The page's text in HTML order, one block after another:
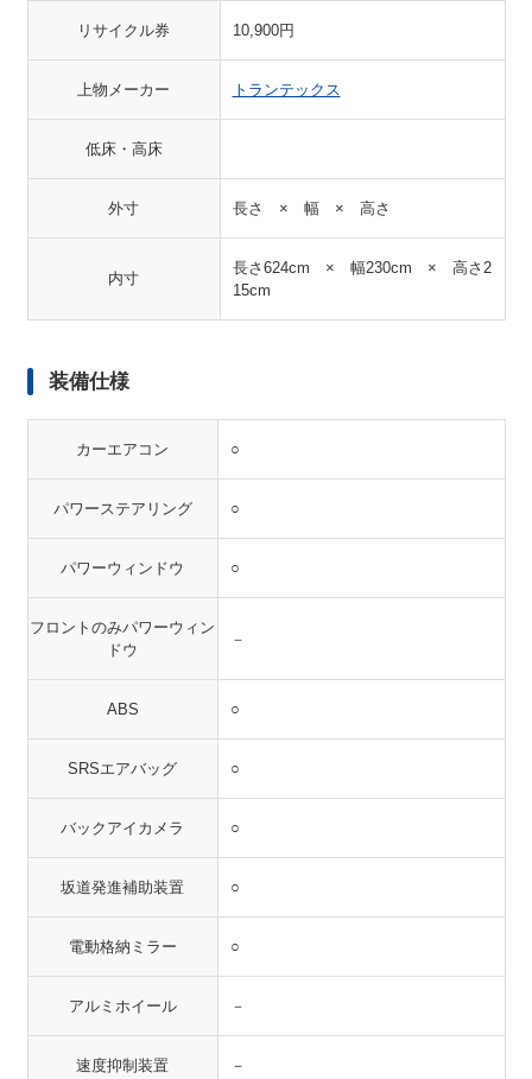
リサイクル券 10,900円
上物メーカー トランテックス
低床・高床
外寸 長さ × 幅 × 高さ
内寸
長さ624cm × 幅230cm × 高さ2
15cm
装備仕様
カーエアコン ○
パワーステアリング ○
パワーウィンドウ ○
フロントのみパワーウィン
ドウ
－
ABS ○
SRSエアバッグ ○
バックアイカメラ ○
坂道発進補助装置 ○
電動格納ミラー ○
アルミホイール －
速度抑制装置 －